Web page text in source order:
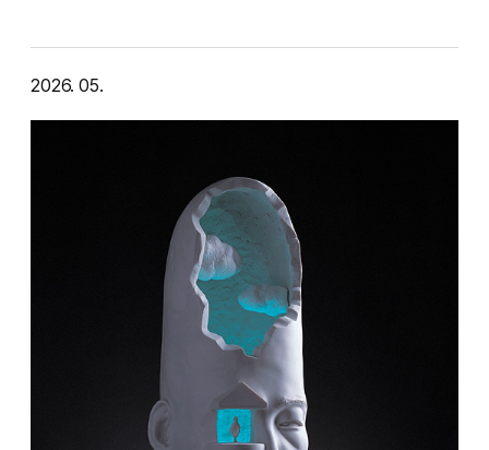
로 …
2026. 05.